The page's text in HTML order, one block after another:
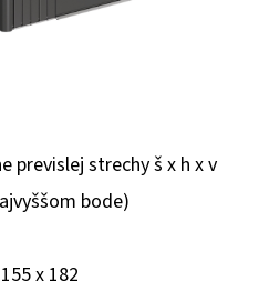
previslej strechy š x h x v
bode)
x 182